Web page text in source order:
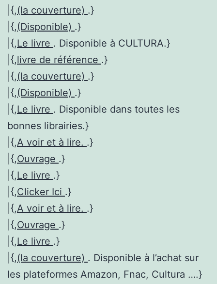
|{,(la couverture) .}
|{,(Disponible) .}
|{,Le livre . Disponible à CULTURA.}
|{,livre de référence .}
|{,(la couverture) .}
|{,(Disponible) .}
|{,Le livre . Disponible dans toutes les
bonnes librairies.}
|{,A voir et à lire. .}
|{,Ouvrage .}
|{,Le livre .}
|{,Clicker Ici .}
|{,A voir et à lire. .}
|{,Ouvrage .}
|{,Le livre .}
|{,(la couverture) . Disponible à l’achat sur
les plateformes Amazon, Fnac, Cultura ….}